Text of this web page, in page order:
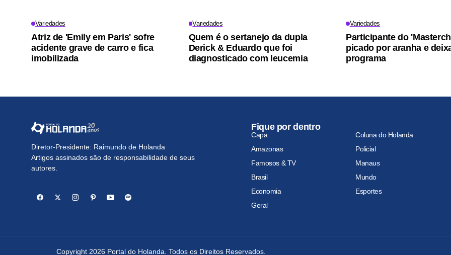
Variedades
Atriz de 'Emily em Paris' sofre
acidente grave de carro e fica
imobilizada
Variedades
Quem é o sertanejo da dupla
Derick & Eduardo que foi
diagnosticado com leucemia
Variedades
Participante do
picado por aranha e
programa
Diretor-Presidente: Raimundo de Holanda
Artigos assinados são de responsabilidade de seus
autores.
Fique por dentro
Capa
Coluna do Holanda
Amazonas
Policial
Famosos & TV
Manaus
Brasil
Mundo
Economia
Esportes
Geral
Copyright 2026 Portal do Holanda. Todos os Direitos Reservados.